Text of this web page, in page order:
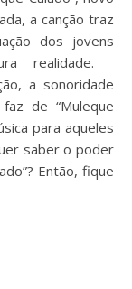
a canção traz
dos jovens
realidade.
a sonoridade
de “Muleque
para aqueles
saber o poder
Então, fique